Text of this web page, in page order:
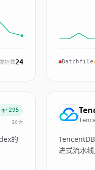
指数24 Batchfile
+295
10天
的
进式流水